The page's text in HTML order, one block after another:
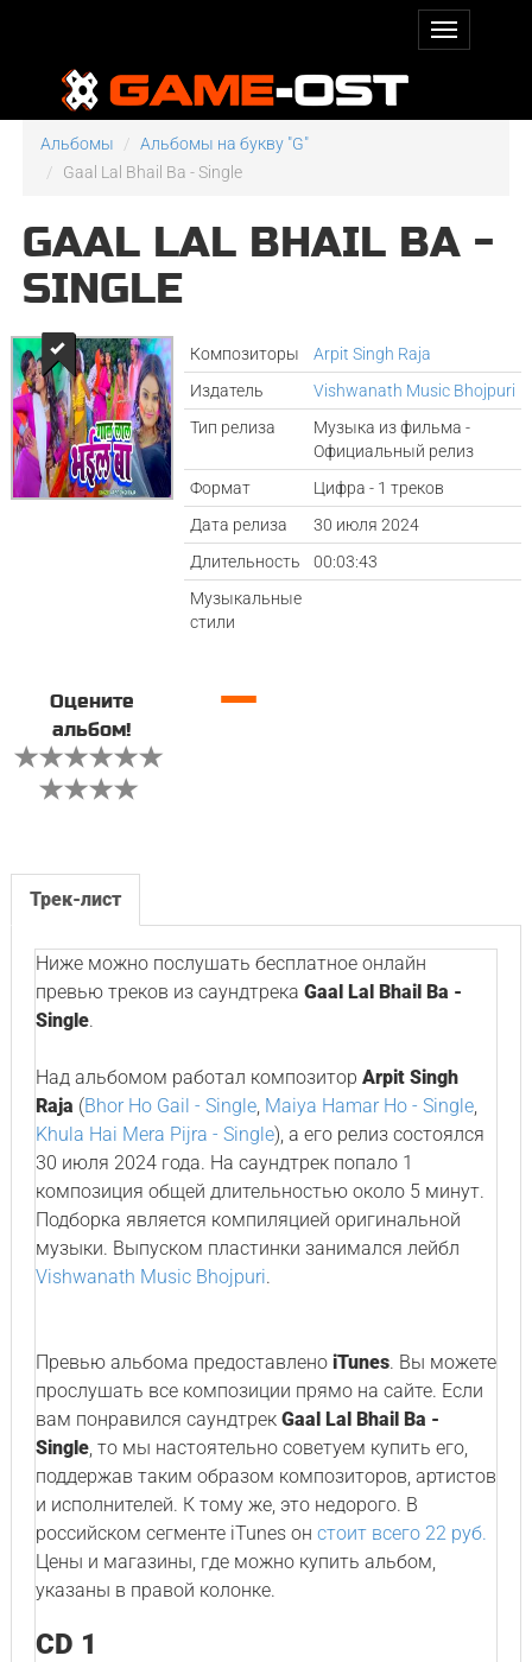
Альбомы
Альбомы на букву "G"
Gaal Lal Bhail Ba - Single
GAAL LAL BHAIL BA -
SINGLE
Композиторы
Arpit Singh Raja
Издатель
Vishwanath Music Bhojpuri
Тип релиза
Музыка из фильма -
Официальный релиз
Формат
Цифра - 1 треков
Дата релиза
30 июля 2024
Длительность
00:03:43
Музыкальные
стили
Оцените
альбом!
—
Трек-лист
Ниже можно послушать бесплатное онлайн
превью треков из саундтрека Gaal Lal Bhail Ba -
Single.
Над альбомом работал композитор Arpit Singh
Raja (Bhor Ho Gail - Single, Maiya Hamar Ho - Single,
Khula Hai Mera Pijra - Single), а его релиз состоялся
30 июля 2024 года. На саундтрек попало 1
композиция общей длительностью около 5 минут.
Подборка является компиляцией оригинальной
музыки. Выпуском пластинки занимался лейбл
Vishwanath Music Bhojpuri.
Превью альбома предоставлено iTunes. Вы можете
прослушать все композиции прямо на сайте. Если
вам понравился саундтрек Gaal Lal Bhail Ba -
Single, то мы настоятельно советуем купить его,
поддержав таким образом композиторов, артистов
и исполнителей. К тому же, это недорого. В
российском сегменте iTunes он стоит всего 22 руб.
Цены и магазины, где можно купить альбом,
указаны в правой колонке.
CD 1